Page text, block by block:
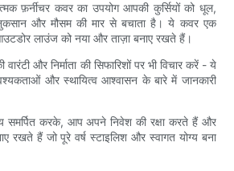
फ़र्नीचर कवर का उपयोग आपकी कुर्सियों को धूल,
और मौसम की मार से बचाता है। ये कवर एक
लाउंज को नया और ताज़ा बनाए रखते हैं।
और निर्माता की सिफारिशों पर भी विचार करें - ये
और स्थायित्व आश्वासन के बारे में जानकारी
समर्पित करके, आप अपने निवेश की रक्षा करते हैं और
रखते हैं जो पूरे वर्ष स्टाइलिश और स्वागत योग्य बना